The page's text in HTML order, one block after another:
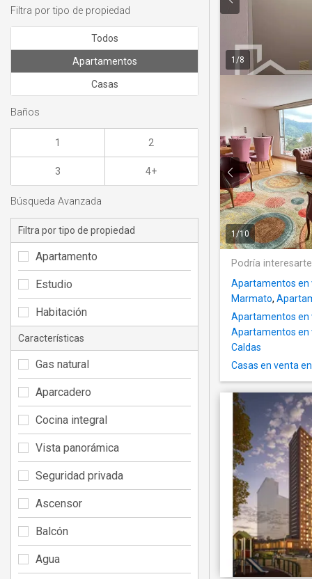
1 /8
1/10
Podría
Apartamentos en
Marmato,
Apartamentos en
Apartamentos en
Caldas
Casas en venta
Filtra por tipo de propiedad
Todos
Apartamentos
Casas
Baños
1 2
3 4+
Búsqueda Avanzada
Filtra por tipo de propiedad
Apartamento
Estudio
Habitación
Características
Gas natural
Aparcadero
Cocina integral
Vista panorámica
Seguridad privada
Ascensor
Balcón
Agua